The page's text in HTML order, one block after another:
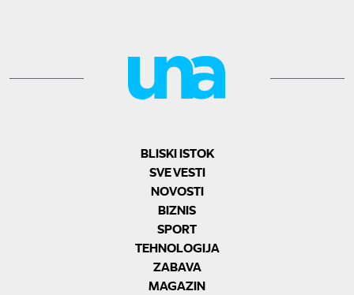
BLISKI ISTOK
SVE VESTI
NOVOSTI
BIZNIS
SPORT
TEHNOLOGIJA
ZABAVA
MAGAZIN